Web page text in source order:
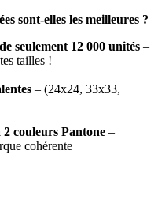
sont-elles les meilleures ?
seulement 12 000 unités –
tailles !
– (24x24, 33x33,
couleurs Pantone –
cohérente